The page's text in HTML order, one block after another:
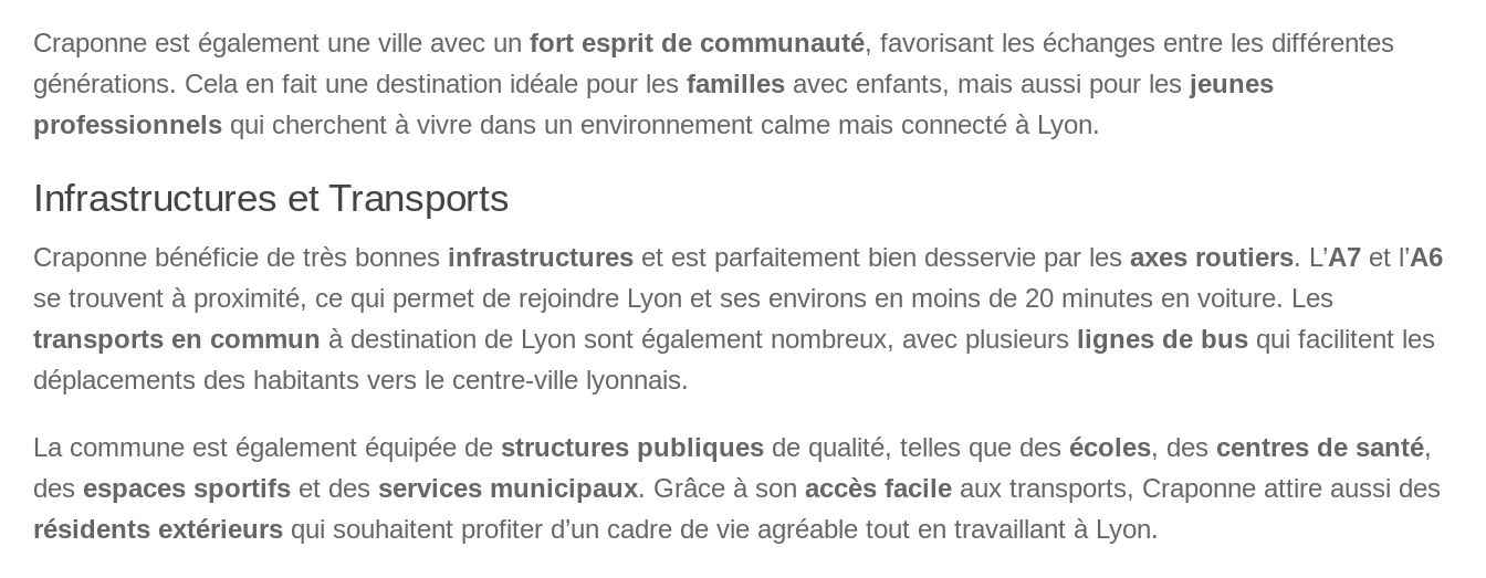
Craponne est également une ville avec un fort esprit de communauté, favorisant les échanges entre les différentes
générations. Cela en fait une destination idéale pour les familles avec enfants, mais aussi pour les jeunes
professionnels qui cherchent à vivre dans un environnement calme mais connecté à Lyon.
Infrastructures et Transports
Craponne bénéficie de très bonnes infrastructures et est parfaitement bien desservie par les axes routiers. L’A7 et l’A6
se trouvent à proximité, ce qui permet de rejoindre Lyon et ses environs en moins de 20 minutes en voiture. Les
transports en commun à destination de Lyon sont également nombreux, avec plusieurs lignes de bus qui facilitent les
déplacements des habitants vers le centre-ville lyonnais.
La commune est également équipée de structures publiques de qualité, telles que des écoles, des centres de santé,
des espaces sportifs et des services municipaux. Grâce à son accès facile aux transports, Craponne attire aussi des
résidents extérieurs qui souhaitent profiter d’un cadre de vie agréable tout en travaillant à Lyon.